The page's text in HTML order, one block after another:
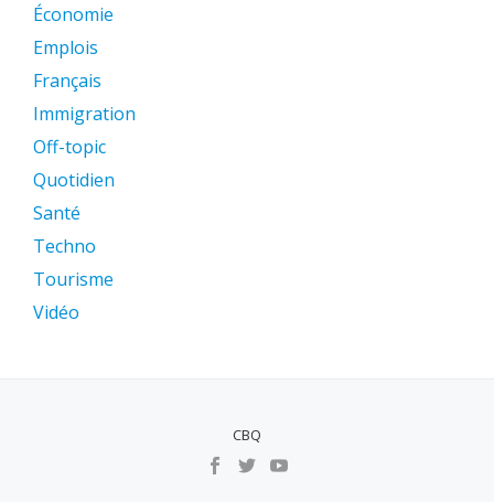
Économie
Emplois
Français
Immigration
Off-topic
Quotidien
Santé
Techno
Tourisme
Vidéo
CBQ